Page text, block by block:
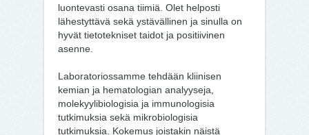
luontevasti osana tiimiä. Olet helposti
lähestyttävä sekä ystävällinen ja sinulla on
hyvät tietotekniset taidot ja positiivinen
asenne.
Laboratoriossamme tehdään kliinisen
kemian ja hematologian analyyseja,
molekyylibiologisia ja immunologisia
tutkimuksia sekä mikrobiologisia
tutkimuksia. Kokemus joistakin näistä